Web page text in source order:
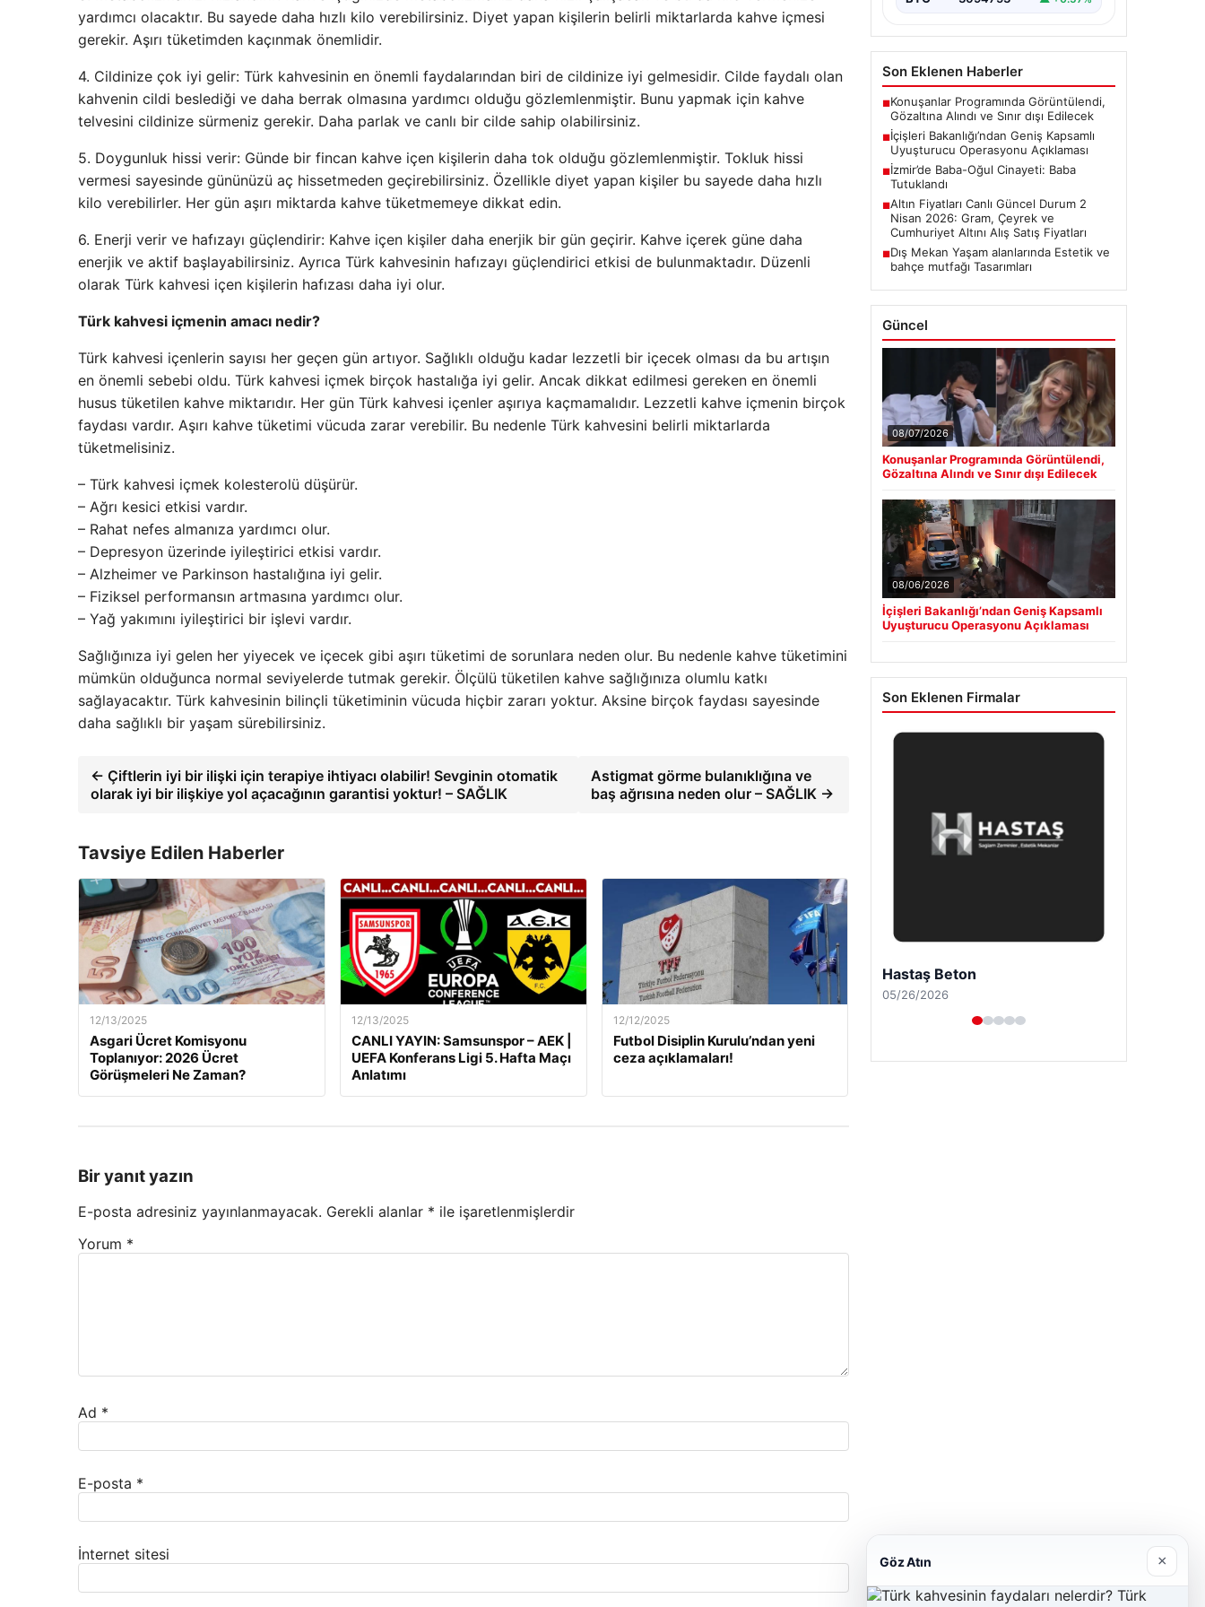
yardımcı olacaktır. Bu sayede daha hızlı kilo verebilirsiniz. Diyet yapan kişilerin belirli miktarlarda kahve içmesi
gerekir. Aşırı tüketimden kaçınmak önemlidir.
4. Cildinize çok iyi gelir: Türk kahvesinin en önemli faydalarından biri de cildinize iyi gelmesidir. Cilde faydalı olan
kahvenin cildi beslediği ve daha berrak olmasına yardımcı olduğu gözlemlenmiştir. Bunu yapmak için kahve
telvesini cildinize sürmeniz gerekir. Daha parlak ve canlı bir cilde sahip olabilirsiniz.
5. Doygunluk hissi verir: Günde bir fincan kahve içen kişilerin daha tok olduğu gözlemlenmiştir. Tokluk hissi
vermesi sayesinde gününüzü aç hissetmeden geçirebilirsiniz. Özellikle diyet yapan kişiler bu sayede daha hızlı
kilo verebilirler. Her gün aşırı miktarda kahve tüketmemeye dikkat edin.
6. Enerji verir ve hafızayı güçlendirir: Kahve içen kişiler daha enerjik bir gün geçirir. Kahve içerek güne daha
enerjik ve aktif başlayabilirsiniz. Ayrıca Türk kahvesinin hafızayı güçlendirici etkisi de bulunmaktadır. Düzenli
olarak Türk kahvesi içen kişilerin hafızası daha iyi olur.
Türk kahvesi içmenin amacı nedir?
Türk kahvesi içenlerin sayısı her geçen gün artıyor. Sağlıklı olduğu kadar lezzetli bir içecek olması da bu artışın
en önemli sebebi oldu. Türk kahvesi içmek birçok hastalığa iyi gelir. Ancak dikkat edilmesi gereken en önemli
husus tüketilen kahve miktarıdır. Her gün Türk kahvesi içenler aşırıya kaçmamalıdır. Lezzetli kahve içmenin birçok
faydası vardır. Aşırı kahve tüketimi vücuda zarar verebilir. Bu nedenle Türk kahvesini belirli miktarlarda
tüketmelisiniz.
– Türk kahvesi içmek kolesterolü düşürür.
– Ağrı kesici etkisi vardır.
– Rahat nefes almanıza yardımcı olur.
– Depresyon üzerinde iyileştirici etkisi vardır.
– Alzheimer ve Parkinson hastalığına iyi gelir.
– Fiziksel performansın artmasına yardımcı olur.
– Yağ yakımını iyileştirici bir işlevi vardır.
Sağlığınıza iyi gelen her yiyecek ve içecek gibi aşırı tüketimi de sorunlara neden olur. Bu nedenle kahve tüketimini
mümkün olduğunca normal seviyelerde tutmak gerekir. Ölçülü tüketilen kahve sağlığınıza olumlu katkı
sağlayacaktır. Türk kahvesinin bilinçli tüketiminin vücuda hiçbir zararı yoktur. Aksine birçok faydası sayesinde
daha sağlıklı bir yaşam sürebilirsiniz.
← Çiftlerin iyi bir ilişki için terapiye ihtiyacı olabilir! Sevginin otomatik
olarak iyi bir ilişkiye yol açacağının garantisi yoktur! – SAĞLIK
Astigmat görme bulanıklığına ve
baş ağrısına neden olur – SAĞLIK →
Tavsiye Edilen Haberler
12/13/2025
Asgari Ücret Komisyonu
Toplanıyor: 2026 Ücret
Görüşmeleri Ne Zaman?
12/13/2025
CANLI YAYIN: Samsunspor – AEK |
UEFA Konferans Ligi 5. Hafta Maçı
Anlatımı
12/12/2025
Futbol Disiplin Kurulu’ndan yeni
ceza açıklamaları!
Bir yanıt yazın
E-posta adresiniz yayınlanmayacak. Gerekli alanlar * ile işaretlenmişlerdir
Yorum *
Ad *
E-posta *
İnternet sitesi
Son Eklenen Haberler
■Konuşanlar Programında Görüntülendi,
Gözaltına Alındı ve Sınır dışı Edilecek
■İçişleri Bakanlığı’ndan Geniş Kapsamlı
Uyuşturucu Operasyonu Açıklaması
■İzmir’de Baba-Oğul Cinayeti: Baba
Tutuklandı
■Altın Fiyatları Canlı Güncel Durum 2
Nisan 2026: Gram, Çeyrek ve
Cumhuriyet Altını Alış Satış Fiyatları
■Dış Mekan Yaşam alanlarında Estetik ve
bahçe mutfağı Tasarımları
Güncel
08/07/2026
Konuşanlar Programında Görüntülendi,
Gözaltına Alındı ve Sınır dışı Edilecek
08/06/2026
İçişleri Bakanlığı’ndan Geniş Kapsamlı
Uyuşturucu Operasyonu Açıklaması
Son Eklenen Firmalar
Enes Kaplan Avukatlık Bürosu
04/28/2026
Göz Atın ×